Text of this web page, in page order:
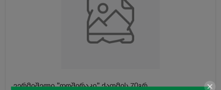
ვერმიშელი ”დოშირაკი” ქათმის 70გრ